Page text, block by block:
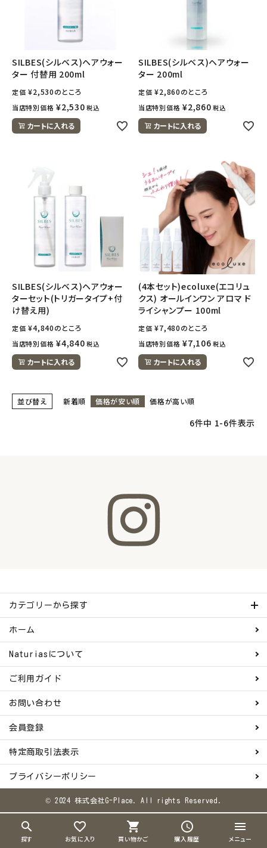
search
探す
favorite_border
お気に入り
shopping_cart
買い物かご
schedule
購入履歴
menu
メニュー
エコメイト
アルモニベルツ
コラム・スタッフのおすすめ
ご利用ガイド等
アカウント情報
ようこそ ゲスト 様
meeting_room ログイン person 会員登録
SILBES(シルベス)ヘアウォー
ター 付替用 200ml
定価 ¥2,530のところ
当店特別価格 ¥2,530 税込
カートに入れる
SILBES(シルベス)ヘアウォー
ター 200ml
定価 ¥2,860のところ
当店特別価格 ¥2,860 税込
カートに入れる
SILBES(シルベス)ヘアウォー
ターセット(トリガータイプ+付
け替え用)
定価 ¥4,840のところ
当店特別価格 ¥4,840 税込
カートに入れる
(4本セット)ecoluxe(エコリュ
クス) オールインワン アロマ ド
ライシャンプー 100ml
定価 ¥7,480のところ
当店特別価格 ¥7,106 税込
カートに入れる
並び替え 新着順 価格が安い順 価格が高い順
6件中 1-6件表示
カテゴリーから探す
ホーム
Naturiasについて
ご利用ガイド
お問い合わせ
会員登録
特定商取引法表示
プライバシーポリシー
© 2024 株式会社G-Place. All rights Reserved.